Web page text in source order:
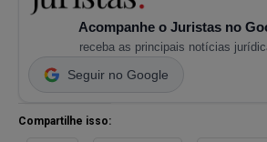
Acompanhe o Juristas no
receba as principais notícias
Seguir no Google
Compartilhe isso: